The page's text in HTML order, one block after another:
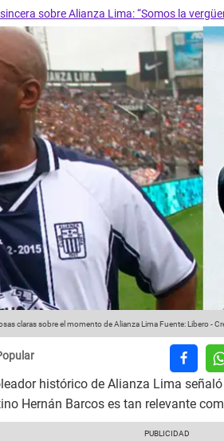
sobre Alianza Lima: “Somos la
claras sobre el momento de Alianza Lima Fuente: Libero-
histórico de Alianza Lima
Hernán Barcos es tan relevante